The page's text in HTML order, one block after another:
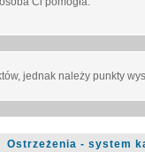
jednak należy punkty
Ostrzeżenia - system